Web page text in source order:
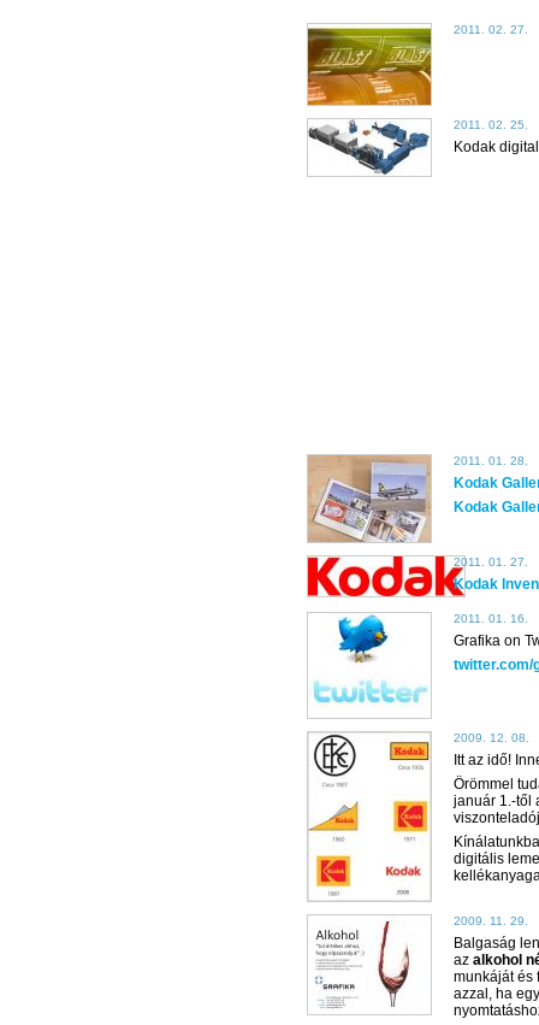
2011. 02. 27.
2011. 02. 25.
Kodak
2011. 01. 28.
Kodak
Kodak
2011. 01. 27.
Kodak
2011. 01. 16.
Grafika on
twitter.com/
2009. 12. 08.
Itt az idő!
Örömmel
január 1.-től
digitális
2009. 11. 29.
Balgaság
az alkohol
munkáját és
azzal, ha